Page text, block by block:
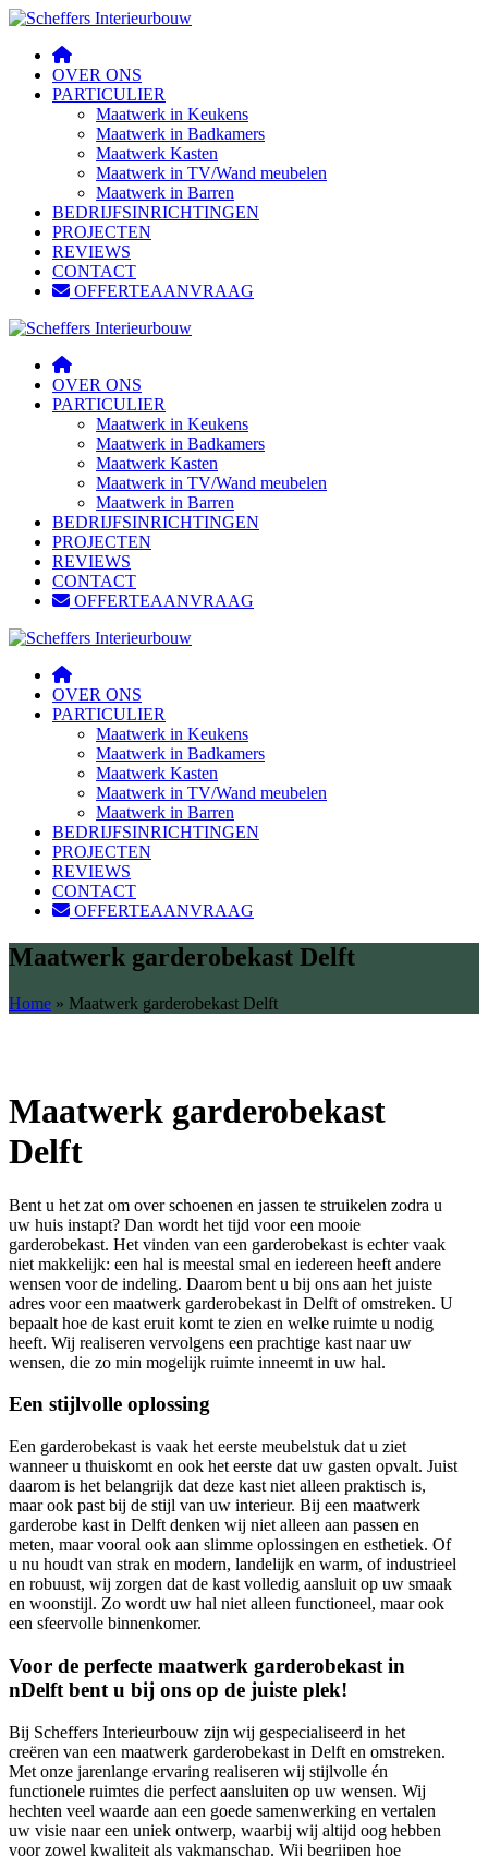
OVER ONS
PARTICULIER
Maatwerk in Keukens
Maatwerk in Badkamers
Maatwerk Kasten
Maatwerk in TV/Wand meubelen
Maatwerk in Barren
BEDRIJFSINRICHTINGEN
PROJECTEN
REVIEWS
CONTACT
OFFERTEAANVRAAG
OVER ONS
PARTICULIER
Maatwerk in Keukens
Maatwerk in Badkamers
Maatwerk Kasten
Maatwerk in TV/Wand meubelen
Maatwerk in Barren
BEDRIJFSINRICHTINGEN
PROJECTEN
REVIEWS
CONTACT
OFFERTEAANVRAAG
OVER ONS
PARTICULIER
Maatwerk in Keukens
Maatwerk in Badkamers
Maatwerk Kasten
Maatwerk in TV/Wand meubelen
Maatwerk in Barren
BEDRIJFSINRICHTINGEN
PROJECTEN
REVIEWS
CONTACT
OFFERTEAANVRAAG
Maatwerk garderobekast Delft
Home » Maatwerk garderobekast Delft
Maatwerk garderobekast
Delft
Bent u het zat om over schoenen en jassen te struikelen zodra u
uw huis instapt? Dan wordt het tijd voor een mooie
garderobekast. Het vinden van een garderobekast is echter vaak
niet makkelijk: een hal is meestal smal en iedereen heeft andere
wensen voor de indeling. Daarom bent u bij ons aan het juiste
adres voor een maatwerk garderobekast in Delft of omstreken. U
bepaalt hoe de kast eruit komt te zien en welke ruimte u nodig
heeft. Wij realiseren vervolgens een prachtige kast naar uw
wensen, die zo min mogelijk ruimte inneemt in uw hal.
Een stijlvolle oplossing
Een garderobekast is vaak het eerste meubelstuk dat u ziet
wanneer u thuiskomt en ook het eerste dat uw gasten opvalt. Juist
daarom is het belangrijk dat deze kast niet alleen praktisch is,
maar ook past bij de stijl van uw interieur. Bij een maatwerk
garderobe kast in Delft denken wij niet alleen aan passen en
meten, maar vooral ook aan slimme oplossingen en esthetiek. Of
u nu houdt van strak en modern, landelijk en warm, of industrieel
en robuust, wij zorgen dat de kast volledig aansluit op uw smaak
en woonstijl. Zo wordt uw hal niet alleen functioneel, maar ook
een sfeervolle binnenkomer.
Voor de perfecte maatwerk garderobekast in
nDelft bent u bij ons op de juiste plek!
Bij Scheffers Interieurbouw zijn wij gespecialiseerd in het
creëren van een maatwerk garderobekast in Delft en omstreken.
Met onze jarenlange ervaring realiseren wij stijlvolle én
functionele ruimtes die perfect aansluiten op uw wensen. Wij
hechten veel waarde aan een goede samenwerking en vertalen
uw visie naar een uniek ontwerp, waarbij wij altijd oog hebben
voor zowel kwaliteit als vakmanschap. Wij begrijpen hoe